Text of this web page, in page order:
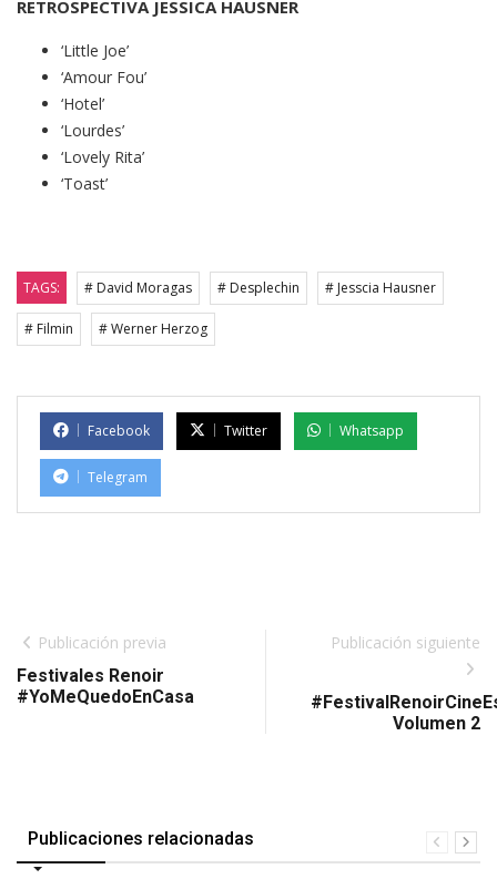
RETROSPECTIVA JESSICA HAUSNER
‘Little Joe’
‘Amour Fou’
‘Hotel’
‘Lourdes’
‘Lovely Rita’
‘Toast’
TAGS: # David Moragas # Desplechin # Jesscia Hausner
# Filmin # Werner Herzog
Facebook Twitter Whatsapp
Telegram
Publicación previa
Festivales Renoir
#YoMeQuedoEnCasa
Publicación siguiente
Volumen 2
Publicaciones relacionadas